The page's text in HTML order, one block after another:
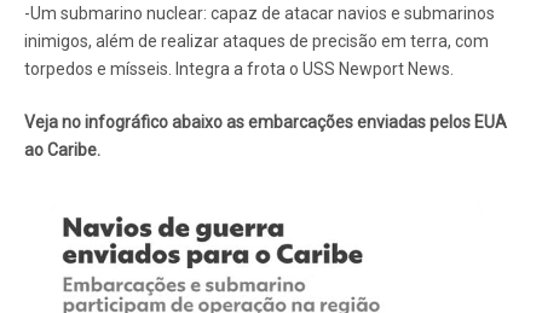
-Um submarino nuclear: capaz de atacar navios e submarinos
inimigos, além de realizar ataques de precisão em terra, com
torpedos e mísseis. Integra a frota o USS Newport News.
Veja no infográfico abaixo as embarcações enviadas pelos EUA
ao Caribe.